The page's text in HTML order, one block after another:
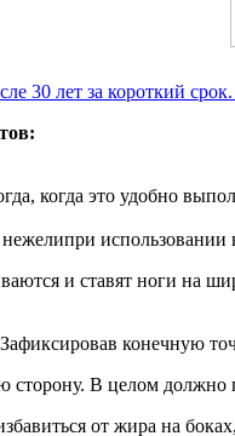
30 лет за короткий
когда это удобно
использовании
и ставят ноги на
Зафиксировав конечную
сторону. В целом должно
от жира на